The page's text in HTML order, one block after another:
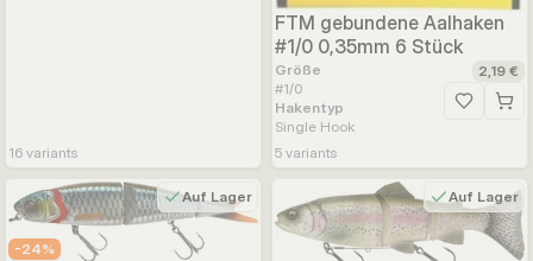
16 variants
FTM gebundene Aalhaken
#1/0 0,35mm 6 Stück
Größe
#1/0
Hakentyp
Single Hook
2,19 €
Zur
5 variants
-24%
Auf Lager Auf Lager